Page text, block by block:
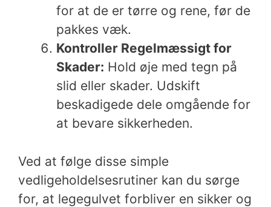
for at de er tørre og rene, før de
pakkes væk.
Kontroller Regelmæssigt for
Skader: Hold øje med tegn på
slid eller skader. Udskift
beskadigede dele omgående for
at bevare sikkerheden.
Ved at følge disse simple
vedligeholdelsesrutiner kan du sørge
for, at legegulvet forbliver en sikker og